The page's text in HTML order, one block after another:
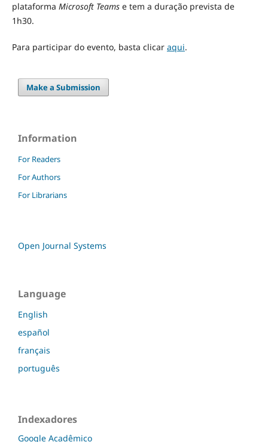
plataforma Microsoft Teamse tem a duração prevista de
1h30.
Para participar do evento, basta clicar aqui.
Make a Submission
Information
For Readers
For Authors
For Librarians
Open Journal Systems
Language
English
español
français
português
Indexadores
Google Acadêmico